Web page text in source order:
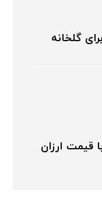
گلخانه
قیمت ارزان